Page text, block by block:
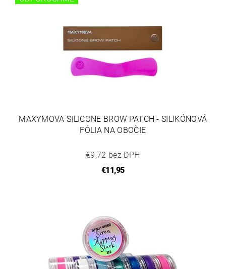
MAXYMOVA SILICONE BROW PATCH - SILIKÓNOVÁ
FÓLIA NA OBOČIE
€9,72 bez DPH
€11,95